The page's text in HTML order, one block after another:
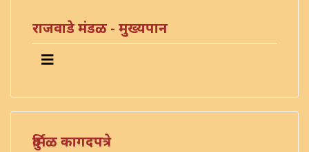
राजवाडे मंडळ - मुख्यपान
दुर्मिळ कागदपत्रे